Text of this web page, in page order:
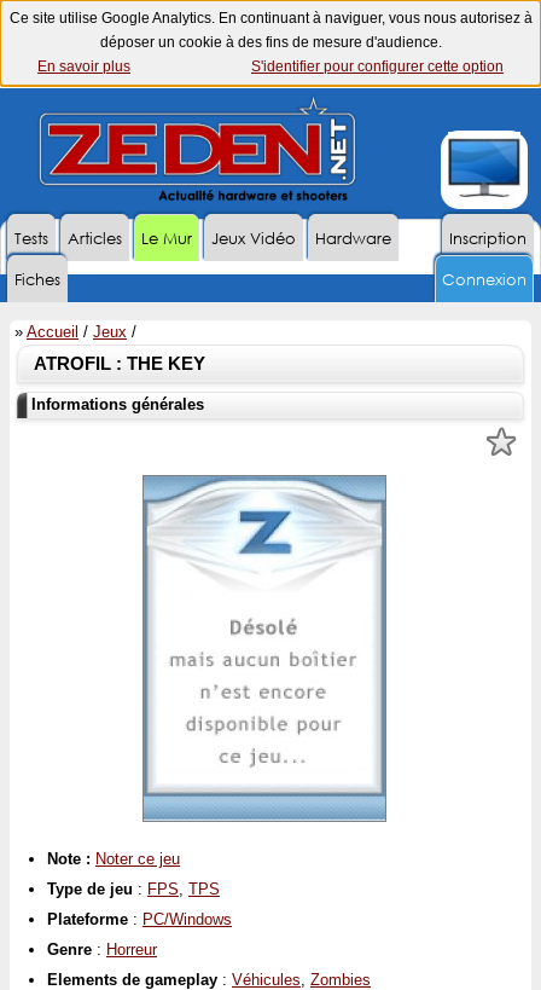
Ce site utilise Google Analytics. En continuant à naviguer, vous nous autorisez à
déposer un cookie à des fins de mesure d'audience.
En savoir plus
S'identifier pour configurer cette option
Inscription
Tests Articles Le Mur Jeux Vidéo
Hardware
Fiches
Connexion
» Accueil / Jeux /
ATROFIL : THE KEY
Informations générales
Note : Noter ce jeu
Type de jeu : FPS, TPS
Plateforme : PC/Windows
Genre : Horreur
Elements de gameplay : Véhicules, Zombies